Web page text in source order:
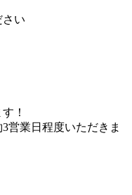
さい
！
営業日程度いただきま